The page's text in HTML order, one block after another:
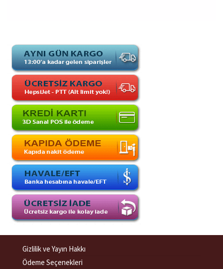
Gizlilik ve Yayın Hakkı
Ödeme Seçenekleri